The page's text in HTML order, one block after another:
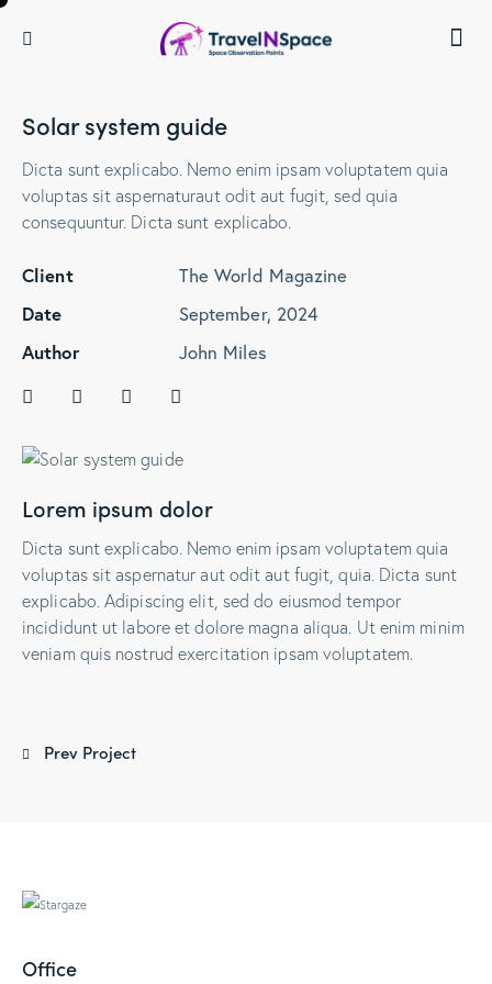
Solar system guide
Lorem ipsum dolor
Dicta sunt explicabo. Nemo enim ipsam voluptatem quia
voluptas sit aspernatur aut odit aut fugit, quia. Dicta sunt
explicabo. Adipiscing elit, sed do eiusmod tempor
incididunt ut labore et dolore magna aliqua. Ut enim minim
veniam quis nostrud exercitation ipsam voluptatem.
Dicta sunt explicabo. Nemo enim ipsam voluptatem quia
voluptas sit aspernaturaut odit aut fugit, sed quia
consequuntur. Dicta sunt explicabo.
Client
The World Magazine
Date
September, 2024
Author
John Miles
Prev Project
Office